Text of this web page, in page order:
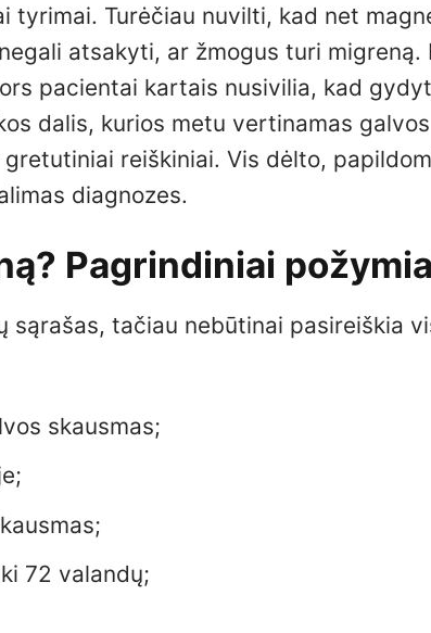
tyrimai. Turėčiau nuvilti, kad net
atsakyti, ar žmogus turi migreną.
pacientai kartais nusivilia, kad
dalis, kurios metu vertinamas
reiškiniai. Vis dėlto,
diagnozes.
Pagrindiniai
sąrašas, tačiau nebūtinai pasireiškia
skausmas;
72 valandų;